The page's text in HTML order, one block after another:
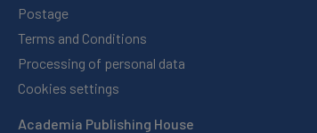
Postage
Terms and Conditions
Processing of personal data
Cookies settings
Academia Publishing House